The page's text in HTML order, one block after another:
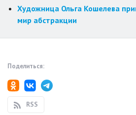
Художница Ольга Кошелева
мир абстракции
Поделиться:
RSS